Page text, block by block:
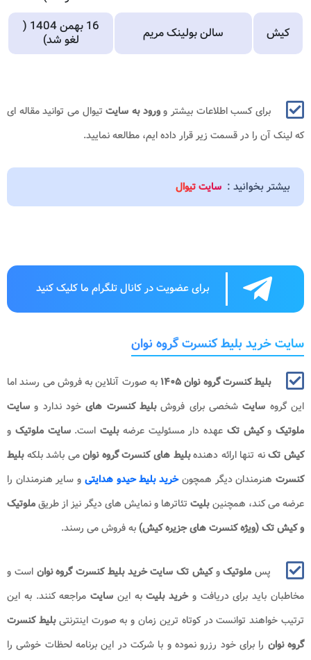
کیش سالن بولینک مریم
16 بهمن 1404 (
لغو شد)
برای کسب اطلاعات بیشتر و ورود به سایتتیوال می توانید مقاله ای
که لینک آن را در قسمت زیر قرار داده ایم، مطالعه نمایید.
بیشتر بخوانید : سایت تیوال
برای عضویت در کانال تلگرام ما کلیک کنید
سایت خرید بلیط کنسرت گروه نوان
بلیط کنسرت گروه نوان​​​ ۱۴۰۵
به صورت آنلاین به فروش می رسند اما
این گروه سایت شخصی برای فروشبلیط کنسرت های خود ندارد و سایت
ملوتیک وکیش تک عهده دار مسئولیت عرضهبلیت است.سایت ملوتیک و
کیش تکنه تنها ارائه دهندهبلیط های کنسرت گروه نوان​​​می باشد بلکهبلیط
کنسرت هنرمندان دیگر همچونخرید بلیط حیدو هدایتی و سایر هنرمندان را
عرضه می کند، همچنینبلیت تئاترها و نمایش های دیگر نیز از طریقملوتیک
و کیش تک (ویژه کنسرت های جزیره کیش)به فروش می رسند.
پس ملوتیکوکیش تک سایت خرید بلیط کنسرت گروه نوان​​​​​​​است و
مخاطبان باید برای دریافت وخرید بلیتبه این سایت مراجعه کنند. به این
ترتیب خواهند توانست در کوتاه ترین زمان و به صورت اینترنتیبلیط کنسرت
گروه نوان را برای خود رزرو نموده و با شرکت در این برنامه لحظات خوشی را